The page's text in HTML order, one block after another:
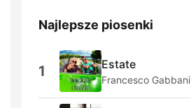
Najlepsze piosenki
1 Estate
Francesco Gabbani